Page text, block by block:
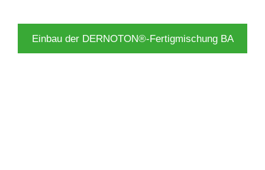
Einbau der DERNOTON®-Fertigmischung BA